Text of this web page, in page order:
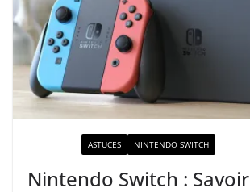
ASTUCES NINTENDO SWITCH
Nintendo Switch : Savoir